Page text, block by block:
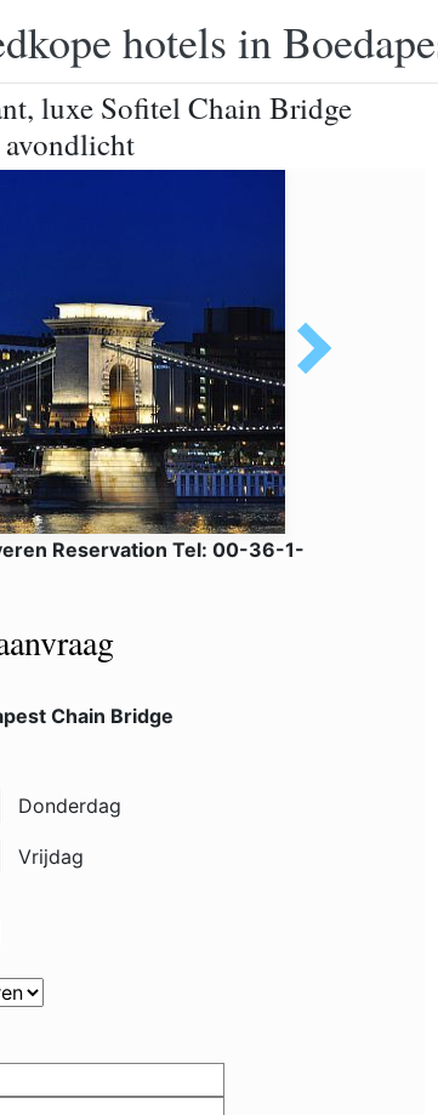
hotels in
luxe Sofitel Chain Bridge
avondlicht
Reservation Tel: 00-36-1-
Chain Bridge
Donderdag
Vrijdag